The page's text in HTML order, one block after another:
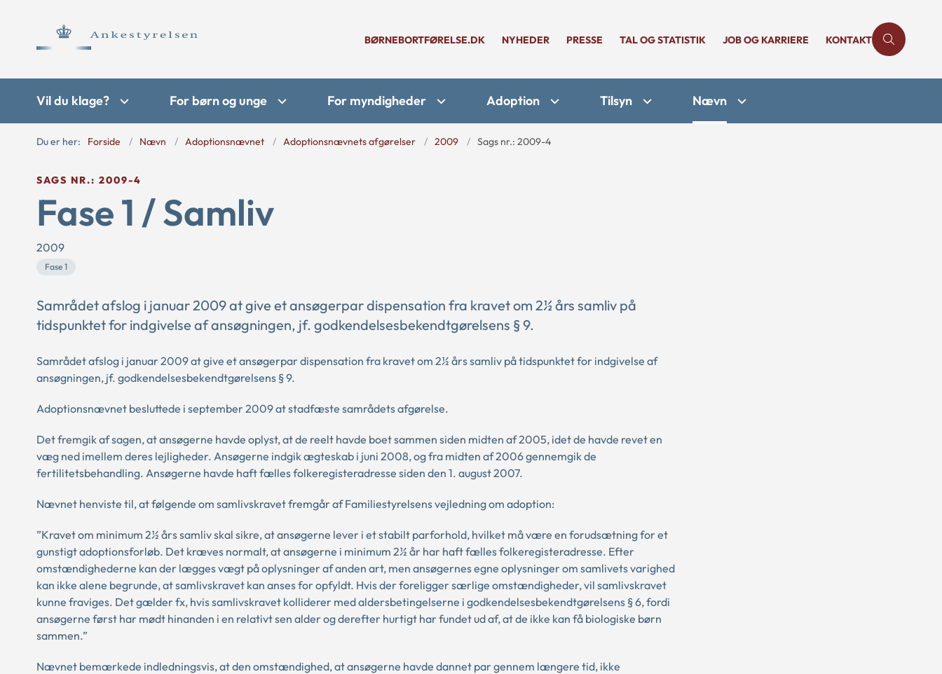
BØRNEBORTFØRELSE.DK NYHEDER PRESSE TAL OG STATISTIK JOB OG KARRIERE KONTAKT
Vil du klage? For børn og unge For myndigheder Adoption Tilsyn Nævn
Du er her: Forside Nævn Adoptionsnævnet Adoptionsnævnets afgørelser 2009 Sags nr.: 2009-4
SAGS NR.: 2009-4
Fase 1 / Samliv
2009
Fase 1
Samrådet afslog i januar 2009 at give et ansøgerpar dispensation fra kravet om 2½ års samliv på
tidspunktet for indgivelse af ansøgningen, jf. godkendelsesbekendtgørelsens § 9.
Samrådet afslog i januar 2009 at give et ansøgerpar dispensation fra kravet om 2½ års samliv på tidspunktet for indgivelse af
ansøgningen, jf. godkendelsesbekendtgørelsens § 9.
Adoptionsnævnet besluttede i september 2009 at stadfæste samrådets afgørelse.
Det fremgik af sagen, at ansøgerne havde oplyst, at de reelt havde boet sammen siden midten af 2005, idet de havde revet en
væg ned imellem deres lejligheder. Ansøgerne indgik ægteskab i juni 2008, og fra midten af 2006 gennemgik de
fertilitetsbehandling. Ansøgerne havde haft fælles folkeregisteradresse siden den 1. august 2007.
Nævnet henviste til, at følgende om samlivskravet fremgår af Familiestyrelsens vejledning om adoption:
”Kravet om minimum 2½ års samliv skal sikre, at ansøgerne lever i et stabilt parforhold, hvilket må være en forudsætning for et
gunstigt adoptionsforløb. Det kræves normalt, at ansøgerne i minimum 2½ år har haft fælles folkeregisteradresse. Efter
omstændighederne kan der lægges vægt på oplysninger af anden art, men ansøgernes egne oplysninger om samlivets varighed
kan ikke alene begrunde, at samlivskravet kan anses for opfyldt. Hvis der foreligger særlige omstændigheder, vil samlivskravet
kunne fraviges. Det gælder fx, hvis samlivskravet kolliderer med aldersbetingelserne i godkendelsesbekendtgørelsens § 6, fordi
ansøgerne først har mødt hinanden i en relativt sen alder og derefter hurtigt har fundet ud af, at de ikke kan få biologiske børn
sammen.”
Nævnet bemærkede indledningsvis, at den omstændighed, at ansøgerne havde dannet par gennem længere tid, ikke